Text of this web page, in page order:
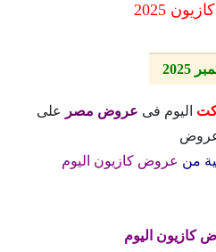
2025
اليوم فى عروض مصر
على
من عروض كازيون اليوم
كازيون اليوم